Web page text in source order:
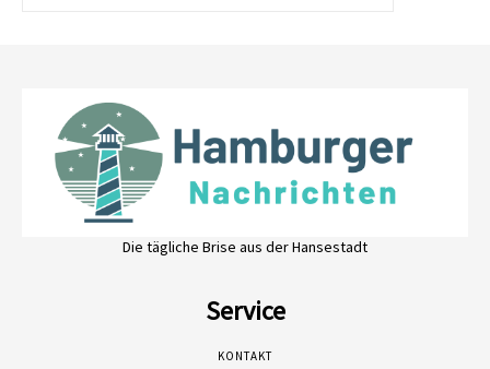
Die tägliche Brise aus der Hansestadt
Service
KONTAKT